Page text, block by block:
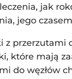
jak
jego
przerzutami
które mają
do węzłów